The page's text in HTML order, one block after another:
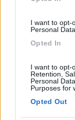
I want to opt-
Personal
Opted In
I want to opt-
Retention,
Personal
Purposes for
Opted Out
Inserito il18/09/
Grosso problema
come fighetti e con
padreterni....